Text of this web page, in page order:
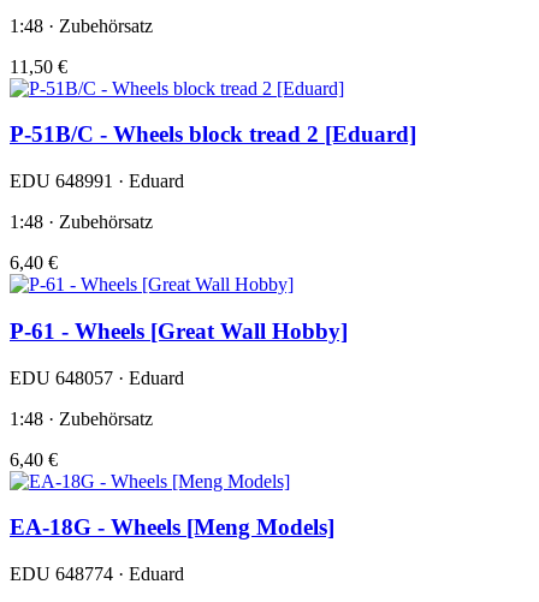
1:48 · Zubehörsatz
11,50 €
P-51B/C - Wheels block tread 2 [Eduard]
EDU 648991 · Eduard
1:48 · Zubehörsatz
6,40 €
P-61 - Wheels [Great Wall Hobby]
EDU 648057 · Eduard
1:48 · Zubehörsatz
6,40 €
EA-18G - Wheels [Meng Models]
EDU 648774 · Eduard